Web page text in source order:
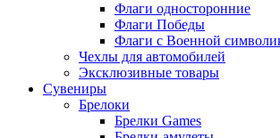
Флаги односторонние
Флаги Победы
Флаги с Военной
Чехлы для автомобилей
Эксклюзивные товары
Сувениры
Брелоки
Брелки Games